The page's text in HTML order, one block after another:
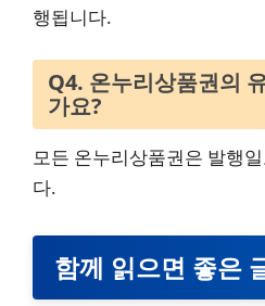
행됩니다.
Q4. 온누리상품권의
가요?
모든 온누리상품권은 발행
다.
함께 읽으면 좋은